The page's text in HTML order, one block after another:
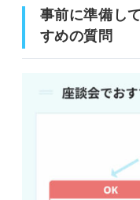
事前に準備し
すめの質問